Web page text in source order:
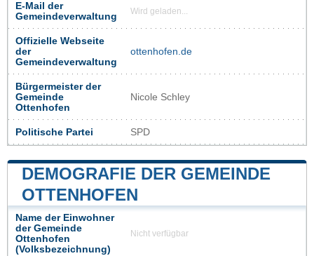
E-Mail der
Gemeindeverwaltung
Wird geladen...
Offizielle Webseite
der
Gemeindeverwaltung
ottenhofen.de
Bürgermeister der
Gemeinde
Ottenhofen
Nicole Schley
Politische Partei SPD
DEMOGRAFIE DER GEMEINDE
OTTENHOFEN
Name der Einwohner
der Gemeinde
Ottenhofen
(Volksbezeichnung)
Nicht verfügbar